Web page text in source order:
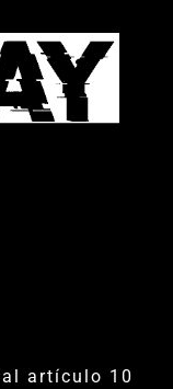
artículo 10